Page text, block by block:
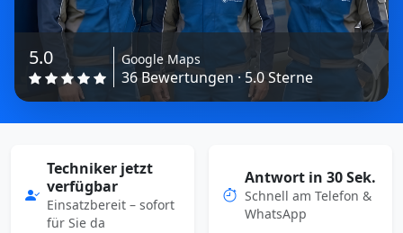
5.0 Google Maps
36 Bewertungen · 5.0 Sterne
Techniker jetzt
verfügbar
Einsatzbereit – sofort
für Sie da
Antwort in 30 Sek.
Schnell am Telefon &
WhatsApp